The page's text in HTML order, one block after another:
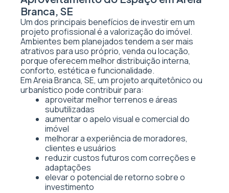
Branca, SE
Um dos principais benefícios de investir em um
projeto profissional é a valorização do imóvel.
Ambientes bem planejados tendem a ser mais
atrativos para uso próprio, venda ou locação,
porque oferecem melhor distribuição interna,
conforto, estética e funcionalidade.
Em Areia Branca, SE, um projeto arquitetônico ou
urbanístico pode contribuir para:
aproveitar melhor terrenos e áreas
subutilizadas
aumentar o apelo visual e comercial do
imóvel
melhorar a experiência de moradores,
clientes e usuários
reduzir custos futuros com correções e
adaptações
elevar o potencial de retorno sobre o
investimento